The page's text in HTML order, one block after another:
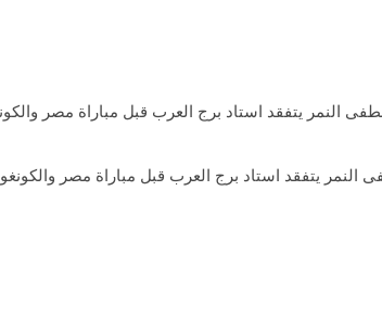
النمر يتفقد استاد برج العرب قبل مباراة مصر والكونغو